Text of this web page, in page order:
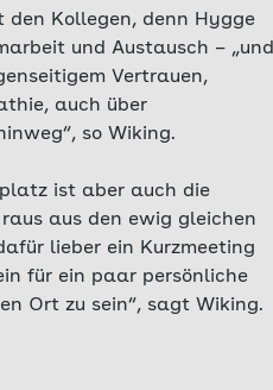
den Kollegen, denn Hygge
und Austausch – „und
Vertrauen,
auch über
so Wiking.
ist aber auch die
aus den ewig gleichen
lieber ein Kurzmeeting
für ein paar persönliche
Ort zu sein“, sagt Wiking.